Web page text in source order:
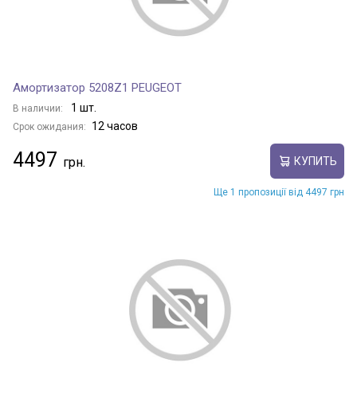
Амортизатор 5208Z1 PEUGEOT
В наличии: 1 шт.
Срок ожидания: 12 часов
4497 КУПИТЬ
Ще 1 пропозиції від 4497 грн